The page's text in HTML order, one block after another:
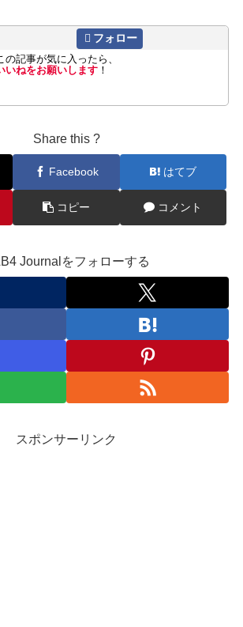
フォロー
の記事が気に入ったら、
いねをお願いします ！
Share this ?
Facebook はてブ
コピー コメント
Journalをフォローする
スポンサーリンク